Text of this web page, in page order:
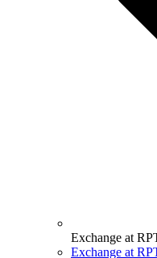
Exchange at
Exchange at